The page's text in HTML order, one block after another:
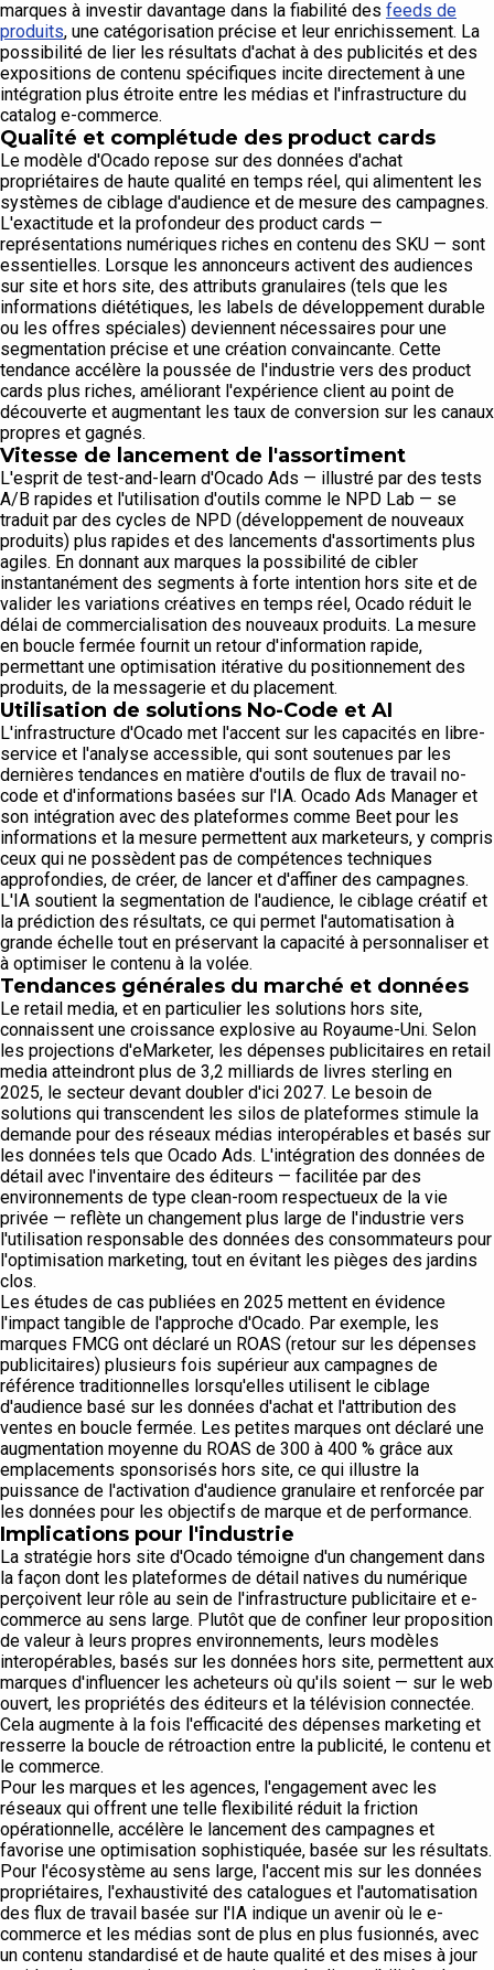
marques à investir davantage dans la fiabilité des feeds de
produits, une catégorisation précise et leur enrichissement. La
possibilité de lier les résultats d'achat à des publicités et des
expositions de contenu spécifiques incite directement à une
intégration plus étroite entre les médias et l'infrastructure du
catalog e-commerce.
Qualité et complétude des product cards
Le modèle d'Ocado repose sur des données d'achat
propriétaires de haute qualité en temps réel, qui alimentent les
systèmes de ciblage d'audience et de mesure des campagnes.
L'exactitude et la profondeur des product cards —
représentations numériques riches en contenu des SKU — sont
essentielles. Lorsque les annonceurs activent des audiences
sur site et hors site, des attributs granulaires (tels que les
informations diététiques, les labels de développement durable
ou les offres spéciales) deviennent nécessaires pour une
segmentation précise et une création convaincante. Cette
tendance accélère la poussée de l'industrie vers des product
cards plus riches, améliorant l'expérience client au point de
découverte et augmentant les taux de conversion sur les canaux
propres et gagnés.
Vitesse de lancement de l'assortiment
L'esprit de test-and-learn d'Ocado Ads — illustré par des tests
A/B rapides et l'utilisation d'outils comme le NPD Lab — se
traduit par des cycles de NPD (développement de nouveaux
produits) plus rapides et des lancements d'assortiments plus
agiles. En donnant aux marques la possibilité de cibler
instantanément des segments à forte intention hors site et de
valider les variations créatives en temps réel, Ocado réduit le
délai de commercialisation des nouveaux produits. La mesure
en boucle fermée fournit un retour d'information rapide,
permettant une optimisation itérative du positionnement des
produits, de la messagerie et du placement.
Utilisation de solutions No-Code et AI
L'infrastructure d'Ocado met l'accent sur les capacités en libre-
service et l'analyse accessible, qui sont soutenues par les
dernières tendances en matière d'outils de flux de travail no-
code et d'informations basées sur l'IA. Ocado Ads Manager et
son intégration avec des plateformes comme Beet pour les
informations et la mesure permettent aux marketeurs, y compris
ceux qui ne possèdent pas de compétences techniques
approfondies, de créer, de lancer et d'affiner des campagnes.
L'IA soutient la segmentation de l'audience, le ciblage créatif et
la prédiction des résultats, ce qui permet l'automatisation à
grande échelle tout en préservant la capacité à personnaliser et
à optimiser le contenu à la volée.
Tendances générales du marché et données
Le retail media, et en particulier les solutions hors site,
connaissent une croissance explosive au Royaume-Uni. Selon
les projections d'eMarketer, les dépenses publicitaires en retail
media atteindront plus de 3,2 milliards de livres sterling en
2025, le secteur devant doubler d'ici 2027. Le besoin de
solutions qui transcendent les silos de plateformes stimule la
demande pour des réseaux médias interopérables et basés sur
les données tels que Ocado Ads. L'intégration des données de
détail avec l'inventaire des éditeurs — facilitée par des
environnements de type clean-room respectueux de la vie
privée — reflète un changement plus large de l'industrie vers
l'utilisation responsable des données des consommateurs pour
l'optimisation marketing, tout en évitant les pièges des jardins
clos.
Les études de cas publiées en 2025 mettent en évidence
l'impact tangible de l'approche d'Ocado. Par exemple, les
marques FMCG ont déclaré un ROAS (retour sur les dépenses
publicitaires) plusieurs fois supérieur aux campagnes de
référence traditionnelles lorsqu'elles utilisent le ciblage
d'audience basé sur les données d'achat et l'attribution des
ventes en boucle fermée. Les petites marques ont déclaré une
augmentation moyenne du ROAS de 300 à 400 % grâce aux
emplacements sponsorisés hors site, ce qui illustre la
puissance de l'activation d'audience granulaire et renforcée par
les données pour les objectifs de marque et de performance.
Implications pour l'industrie
La stratégie hors site d'Ocado témoigne d'un changement dans
la façon dont les plateformes de détail natives du numérique
perçoivent leur rôle au sein de l'infrastructure publicitaire et e-
commerce au sens large. Plutôt que de confiner leur proposition
de valeur à leurs propres environnements, leurs modèles
interopérables, basés sur les données hors site, permettent aux
marques d'influencer les acheteurs où qu'ils soient — sur le web
ouvert, les propriétés des éditeurs et la télévision connectée.
Cela augmente à la fois l'efficacité des dépenses marketing et
resserre la boucle de rétroaction entre la publicité, le contenu et
le commerce.
Pour les marques et les agences, l'engagement avec les
réseaux qui offrent une telle flexibilité réduit la friction
opérationnelle, accélère le lancement des campagnes et
favorise une optimisation sophistiquée, basée sur les résultats.
Pour l'écosystème au sens large, l'accent mis sur les données
propriétaires, l'exhaustivité des catalogues et l'automatisation
des flux de travail basée sur l'IA indique un avenir où le e-
commerce et les médias sont de plus en plus fusionnés, avec
un contenu standardisé et de haute qualité et des mises à jour